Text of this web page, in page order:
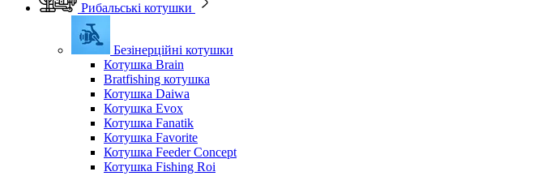
Рибальські котушки
Безінерційні котушки
Котушка Brain
Bratfishing котушка
Котушка Daiwa
Котушка Evox
Котушка Fanatik
Котушка Favorite
Котушка Feeder Concept
Котушка Fishing Roi